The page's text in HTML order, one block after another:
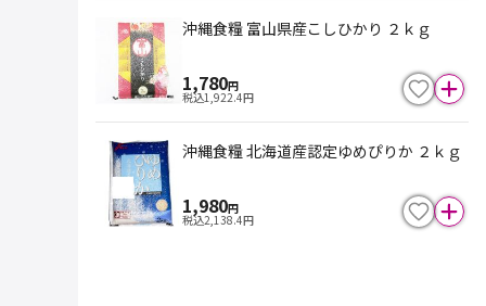
沖縄食糧 富山県産こしひかり ２ｋｇ
1,780円
税込1,922.4円
沖縄食糧 北海道産認定ゆめぴりか ２ｋｇ
1,980円
税込2,138.4円